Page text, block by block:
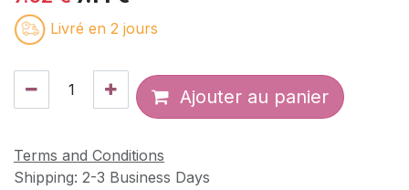
Livré en 2 jours
Ajouter au panier
Terms and Conditions
Shipping: 2-3 Business Days